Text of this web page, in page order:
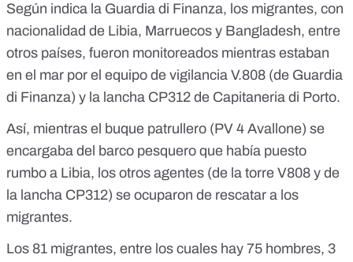
Según indica la Guardia di Finanza, los migrantes, con
nacionalidad de Libia, Marruecos y Bangladesh, entre
otros países, fueron monitoreados mientras estaban
en el mar por el equipo de vigilancia V.808 (de Guardia
di Finanza) y la lancha CP312 de Capitaneria di Porto.
Así, mientras el buque patrullero (PV 4 Avallone) se
encargaba del barco pesquero que había puesto
rumbo a Libia, los otros agentes (de la torre V808 y de
la lancha CP312) se ocuparon de rescatar a los
migrantes.
Los 81 migrantes, entre los cuales hay 75 hombres, 3